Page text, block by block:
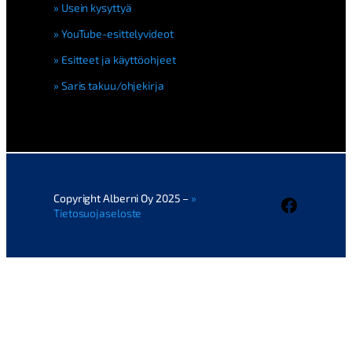
Usein kysyttyä
YouTube-esittelyvideot
Esitteet ja käyttöohjeet
Saris takuu/ohjekirja
Copyright Alberni Oy 2025 –
Tietosuojaseloste